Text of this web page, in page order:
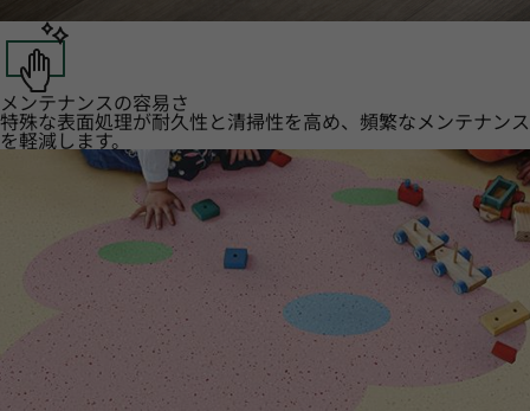
メンテナンスの容易さ
特殊な表面処理が耐久性と清掃性を高め、頻繁なメンテナンス
を軽減します。